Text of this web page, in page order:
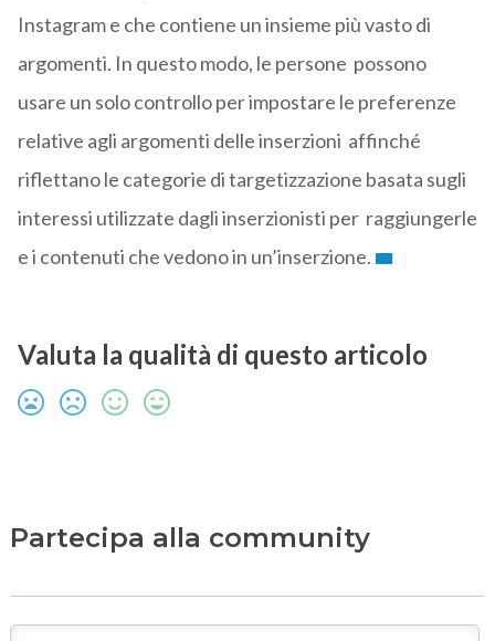
Instagram e che contiene un insieme più vasto di
argomenti. In questo modo, le persone possono
usare un solo controllo per impostare le preferenze
relative agli argomenti delle inserzioni affinché
riflettano le categorie di targetizzazione basata sugli
interessi utilizzate dagli inserzionisti per raggiungerle
e i contenuti che vedono in un’inserzione.
Valuta la qualità di questo articolo
Partecipa alla community